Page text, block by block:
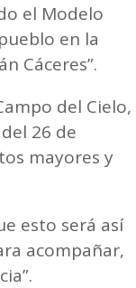
el Modelo
en la
Cáceres”.
del Cielo,
26 de
mayores y
esto será así
acompañar,